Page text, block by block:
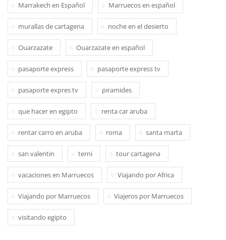
Marrakech en Español Marruecos en español
murallas de cartagena noche en el desierto
Ouarzazate Ouarzazate en español
pasaporte express pasaporte express tv
pasaporte expres tv piramides
que hacer en egipto renta car aruba
rentar carro en aruba roma santa marta
san valentin terni tour cartagena
vacaciones en Marruecos Viajando por Africa
Viajando por Marruecos Viajeros por Marruecos
visitando egipto